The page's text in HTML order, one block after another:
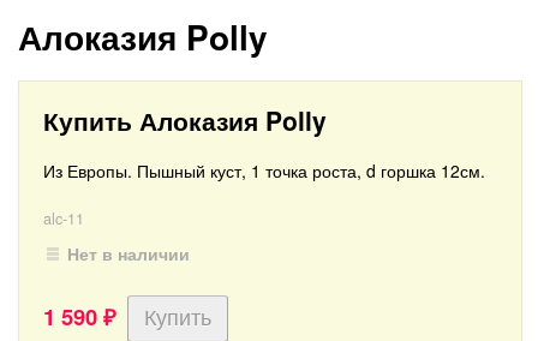
Алоказия Polly
Купить Алоказия Polly
Из Европы. Пышный куст, 1 точка роста, d горшка 12см.
alc-11
Нет в наличии
1 590 ₽